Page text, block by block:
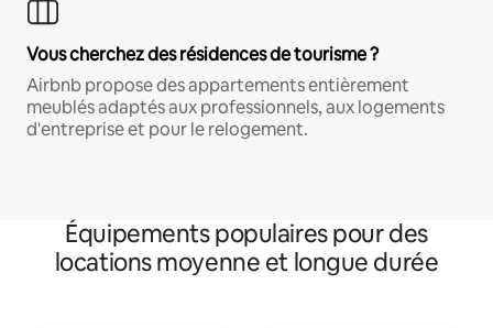
Vous cherchez des résidences de tourisme ?
Airbnb propose des appartements entièrement
meublés adaptés aux professionnels, aux logements
d'entreprise et pour le relogement.
Équipements populaires pour des
locations moyenne et longue durée